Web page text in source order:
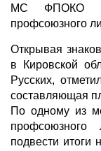
МС ФПОКО и
профсоюзного
Открывая
в Кировской
Русских,
составляющая
По одному из
подвести